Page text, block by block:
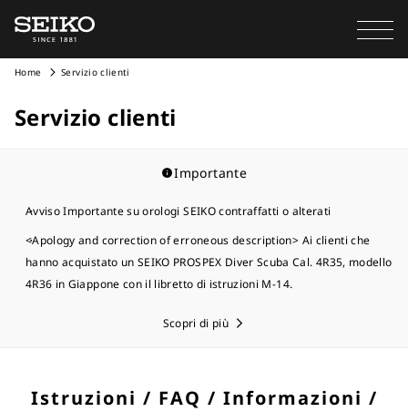
Home Servizio clienti
Servizio clienti
Importante
Avviso Importante su orologi SEIKO contraffatti o alterati
<Apology and correction of erroneous description> Ai clienti che
hanno acquistato un SEIKO PROSPEX Diver Scuba Cal. 4R35, modello
4R36 in Giappone con il libretto di istruzioni M-14.
Scopri di più
Istruzioni / FAQ / Informazioni /